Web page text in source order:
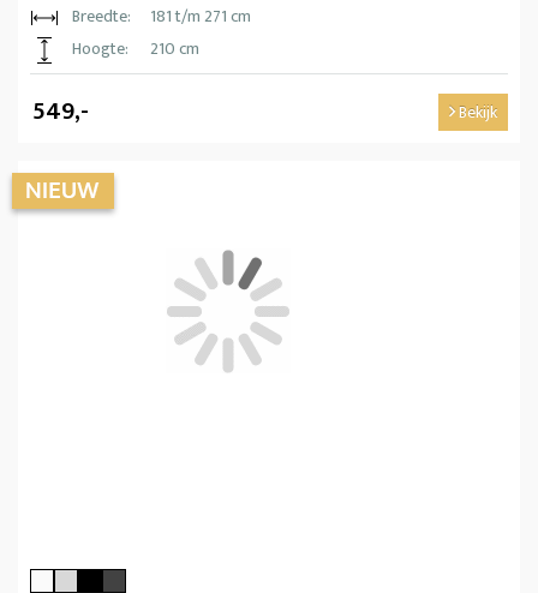
Breedte:
181 t/m 271 cm
Hoogte:
210 cm
549,- Bekijk